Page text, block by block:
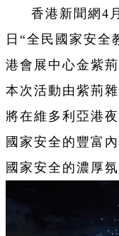
香港新聞網4
日“全民國家安全
港會展中心金紫
本次活動由紫荊
將在維多利亞港
國家安全的豐富
國家安全的濃厚氛